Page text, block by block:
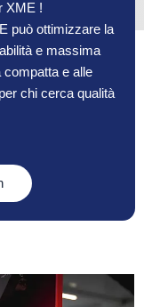
XME !
può ottimizzare la
e massima
compatta e alle
chi cerca qualità